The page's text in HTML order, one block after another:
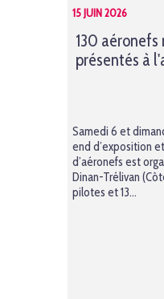
15 JUIN 2026
130
présentés à
Samedi 6 et
end d’exposition
d’aéronefs est
Dinan-Trélivan
pilotes et 13...